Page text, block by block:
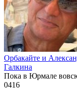
Орбакайте и
Галкина
Пока в Юрмале
0416